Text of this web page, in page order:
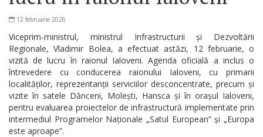
12 februarie 2026
Viceprim-ministrul, ministrul Infrastructurii și Dezvoltării
Regionale, Vladimir Bolea, a efectuat astăzi, 12 februarie, o
vizită de lucru în raionul Ialoveni. Agenda oficială a inclus o
întrevedere cu conducerea raionului Ialoveni, cu primarii
localităților, reprezentanții serviciilor desconcentrate, precum și
vizite în satele Dănceni, Molești, Hansca și în orașul Ialoveni,
pentru evaluarea proiectelor de infrastructură implementate prin
intermediul Programelor Naționale „Satul European” și „Europa
este aproape”.